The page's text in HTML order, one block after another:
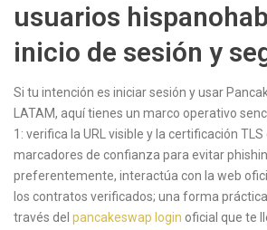
usuarios
inicio de sesión y
Si tu intención es iniciar sesión y usar
LATAM, aquí tienes un marco operativo
1: verifica la URL visible y la certificación
marcadores de confianza para evitar
preferentemente, interactúa con la web
los contratos verificados; una forma
través del pancakeswap login oficial que te